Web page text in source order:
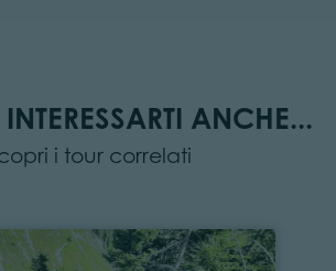
INTERESSARTI ANCHE...
i tour correlati